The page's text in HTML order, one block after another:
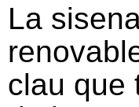
La
clau que